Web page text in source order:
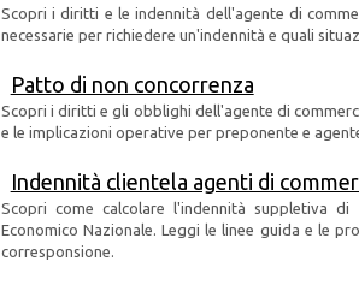
Scopri i diritti e le indennità dell'agente di
necessarie per richiedere un'indennità e quali
Patto di non concorrenza
Scopri i diritti e gli obblighi dell'agente di
e le implicazioni operative per preponente e
Indennità clientela agenti di
Scopri come calcolare l'indennità suppletiva
Economico Nazionale. Leggi le linee guida e le
corresponsione.